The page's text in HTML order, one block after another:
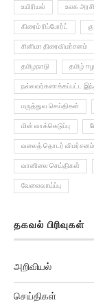
கிரைம் ரிப்போர்ட்
சினிமா திரைவிமர்சனம்
தமிழநாடு தமிழ் ஈழம்
நல்லவர்களாக்கப்பட்ட
மருத்துவ செய்திகள்
மின் வாக்கெடுப்பு
வலைத் தொடர் விமர்சனம்
வானிலை செய்திகள்
வேலைவாய்ப்பு
செய்திகள்